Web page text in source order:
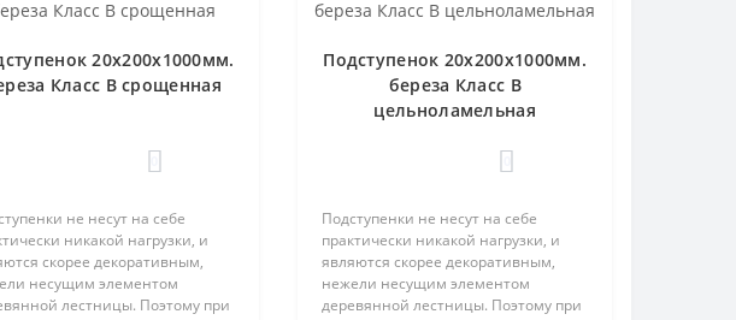
20х200х1000мм.
Класс В срощенная
не несут на себе
никакой нагрузки, и
скорее декоративным,
несущим элементом
лестницы. Поэтому при
Подступенок 20х200х1000мм.
береза Класс В
цельноламельная
Подступенки не несут на себе
практически никакой нагрузки, и
являются скорее декоративным,
нежели несущим элементом
деревянной лестницы. Поэтому при